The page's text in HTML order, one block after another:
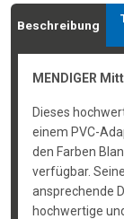
Beschreibung
MENDIGER
Dieses
einem PVC-
den Farben
verfügbar.
ansprechende
hochwertige